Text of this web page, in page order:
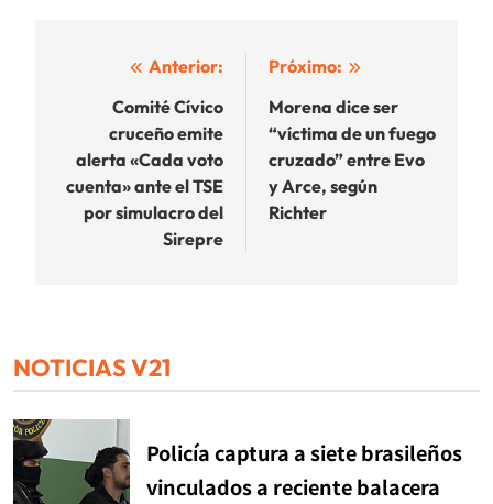
Navegación
entradas
Anterior:
Comité Cívico
cruceño emite
alerta «Cada voto
cuenta» ante el TSE
por simulacro del
Sirepre
Próximo:
Morena dice ser
“víctima de un fuego
cruzado” entre Evo
y Arce, según
Richter
NOTICIAS V21
Policía captura a siete brasileños
vinculados a reciente balacera